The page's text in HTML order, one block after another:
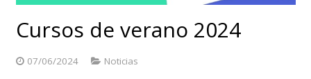
Cursos de verano 2024
07/06/2024 Noticias